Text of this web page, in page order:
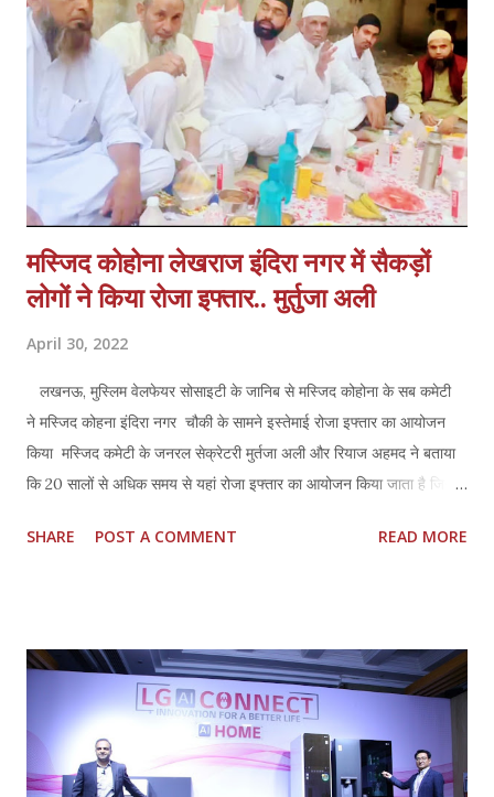
गया। उनके संयुक्त जवाब से ताले खुलने थे, जो उन्हें खेल के अगले लेवल पर ले
जाते! मुनव्वर ने अपना ताला खोलने में कामयाबी हासिल की, जिससे पूनम को सायशा
पर गुस्सा...
मस्जिद कोहोना लेखराज इंदिरा नगर में सैकड़ों
लोगों ने किया रोजा इफ्तार.. मुर्तुजा अली
April 30, 2022
लखनऊ, मुस्लिम वेलफेयर सोसाइटी के जानिब से मस्जिद कोहोना के सब कमेटी
ने मस्जिद कोहना इंदिरा नगर चौकी के सामने इस्तेमाई रोजा इफ्तार का आयोजन
किया मस्जिद कमेटी के जनरल सेक्रेटरी मुर्तजा अली और रियाज अहमद ने बताया
कि 20 सालों से अधिक समय से यहां रोजा इफ्तार का आयोजन किया जाता है जिसमें
भाईचारा को बढ़ावा देने के लिए इसमें मनीष वर्मा शेखर श्रीवास्तव आदि लोगों ने भी
मोहम्मद अफजाल वरिष्ठ समाजसेवी फहीम सिद्दीकी मोहम्मद अफाक मोइनुद्दीन सिद्दीकी
जावेद सिद्दीकी शमीम सिद्दीकी मोहम्मद इमरान आदि लोगों ने इस रोजा इफ्तार में अपनी
महत्वपूर्ण भूमिका निभाई ! रोजा इफ्तार के बाद नमाज हुआ और देश में अमन चैन के
लिए कारी साहब में दुआ की दुआ कराई !
SHARE POST A COMMENT READ MORE